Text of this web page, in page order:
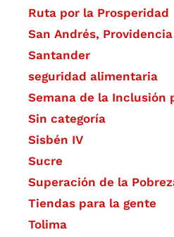
Ruta por la Prosperidad
San Andrés,
Santander
seguridad alimentaria
Semana de la Inclusión
Sin categoría
Sisbén IV
Sucre
Superación de la
Tiendas para la gente
Tolima